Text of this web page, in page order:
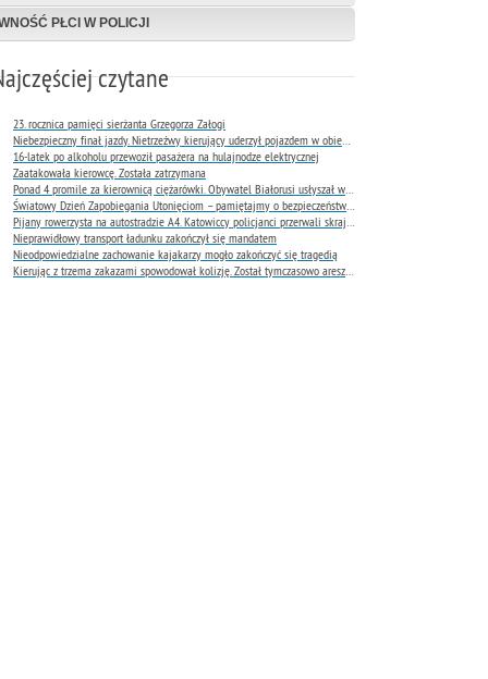
PŁCI W POLICJI
czytane
23. rocznica pamięci sierżanta Grzegorza Załogi
16-latek po alkoholu przewoził pasażera na hulajnodze elektrycznej
Zaatakowała kierowcę. Została zatrzymana
Nieprawidłowy transport ładunku zakończył się mandatem
Nieodpowiedzialne zachowanie kajakarzy mogło zakończyć się tragedią